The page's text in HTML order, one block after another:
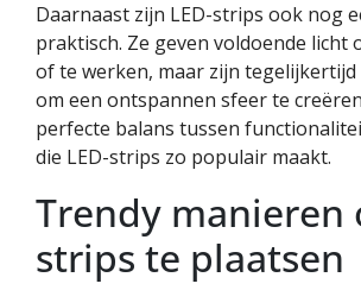
Daarnaast zijn LED-strips ook nog
praktisch. Ze geven voldoende licht
of te werken, maar zijn
om een ontspannen sfeer te
perfecte balans tussen
die LED-strips zo populair maakt.
Trendy manieren
strips te plaatsen